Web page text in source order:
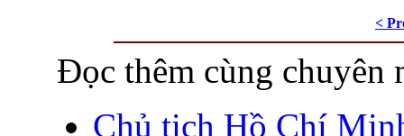
<
Đọc thêm cùng chuyên
Chủ tịch Hồ Chí